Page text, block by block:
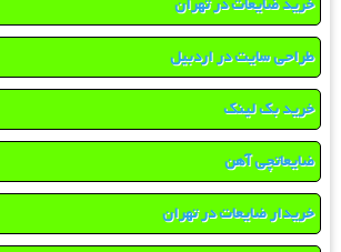
طراحی سایت در اردبیل
خرید بک لینک
ضایعاتچی آهن
خریدار ضایعات در تهران